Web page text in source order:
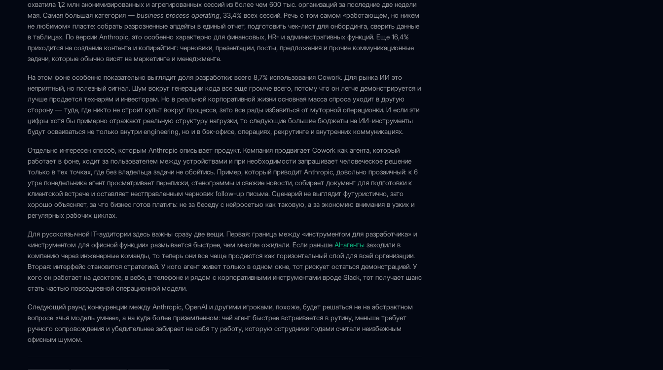
охватила 1,2 млн анонимизированных и агрегированных сессий из более чем 600 тыс. организаций за последние две недели
мая. Самая большая категория — business process operating, 33,4% всех сессий. Речь о том самом «работающем, но никем
не любимом» пласте: собрать разрозненные апдейты в единый отчет, подготовить чек-лист для онбординга, сверить данные
в таблицах. По версии Anthropic, это особенно характерно для финансовых, HR- и административных функций. Еще 16,4%
приходится на создание контента и копирайтинг: черновики, презентации, посты, предложения и прочие коммуникационные
задачи, которые обычно висят на маркетинге и менеджменте.
На этом фоне особенно показательно выглядит доля разработки: всего 8,7% использования Cowork. Для рынка ИИ это
неприятный, но полезный сигнал. Шум вокруг генерации кода все еще громче всего, потому что он легче демонстрируется и
лучше продается технарям и инвесторам. Но в реальной корпоративной жизни основная масса спроса уходит в другую
сторону — туда, где никто не строит культ вокруг процесса, зато все рады избавиться от муторной операционки. И если эти
цифры хотя бы примерно отражают реальную структуру нагрузки, то следующие большие бюджеты на ИИ-инструменты
будут осваиваться не только внутри engineering, но и в бэк-офисе, операциях, рекрутинге и внутренних коммуникациях.
Отдельно интересен способ, которым Anthropic описывает продукт. Компания продвигает Cowork как агента, который
работает в фоне, ходит за пользователем между устройствами и при необходимости запрашивает человеческое решение
только в тех точках, где без владельца задачи не обойтись. Пример, который приводит Anthropic, довольно прозаичный: к 6
утра понедельника агент просматривает переписки, стенограммы и свежие новости, собирает документ для подготовки к
клиентской встрече и оставляет неотправленным черновик follow-up письма. Сценарий не выглядит футуристично, зато
хорошо объясняет, за что бизнес готов платить: не за беседу с нейросетью как таковую, а за экономию внимания в узких и
регулярных рабочих циклах.
Для русскоязычной IT-аудитории здесь важны сразу две вещи. Первая: граница между «инструментом для разработчика» и
«инструментом для офисной функции» размывается быстрее, чем многие ожидали. Если раньше AI-агенты заходили в
компанию через инженерные команды, то теперь они все чаще продаются как горизонтальный слой для всей организации.
Вторая: интерфейс становится стратегией. У кого агент живет только в одном окне, тот рискует остаться демонстрацией. У
кого он работает на десктопе, в вебе, в телефоне и рядом с корпоративными инструментами вроде Slack, тот получает шанс
стать частью повседневной операционной модели.
Следующий раунд конкуренции между Anthropic, OpenAI и другими игроками, похоже, будет решаться не на абстрактном
вопросе «чья модель умнее», а на куда более приземленном: чей агент быстрее встраивается в рутину, меньше требует
ручного сопровождения и убедительнее забирает на себя ту работу, которую сотрудники годами считали неизбежным
офисным шумом.